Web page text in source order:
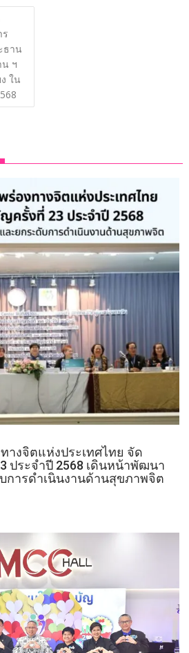
k
ธาน
ฯ
ใน
างจิตแห่งประเทศไทย จัด
ประจำปี 2568 เดินหน้าพัฒนา
การดำเนินงานด้านสุขภาพจิต